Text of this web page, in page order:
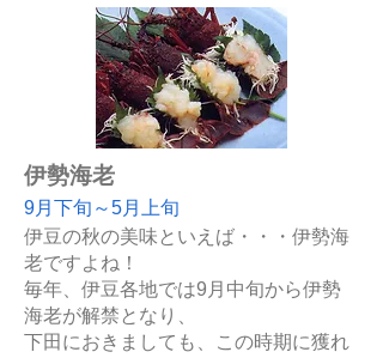
伊勢海老
9月下旬～5月上旬
伊豆の秋の美味といえば・・・伊勢海
老ですよね！
毎年、伊豆各地では9月中旬から伊勢
海老が解禁となり、
下田におきましても、この時期に獲れ